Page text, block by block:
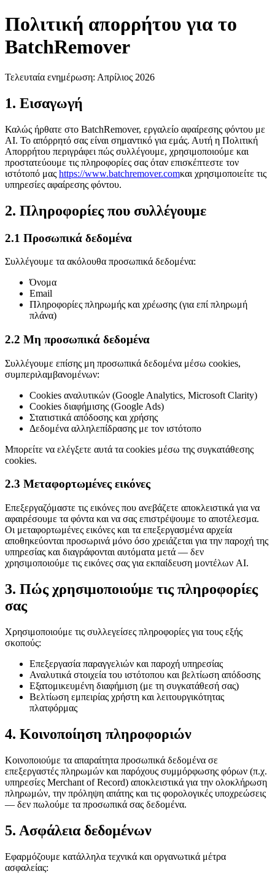
Πολιτική απορρήτου για το
BatchRemover
Τελευταία ενημέρωση: Απρίλιος 2026
1. Εισαγωγή
Καλώς ήρθατε στο BatchRemover, εργαλείο αφαίρεσης φόντου με
AI. Το απόρρητό σας είναι σημαντικό για εμάς. Αυτή η Πολιτική
Απορρήτου περιγράφει πώς συλλέγουμε, χρησιμοποιούμε και
προστατεύουμε τις πληροφορίες σας όταν επισκέπτεστε τον
ιστότοπό μας https://www.batchremover.comκαι χρησιμοποιείτε τις
υπηρεσίες αφαίρεσης φόντου.
2. Πληροφορίες που συλλέγουμε
2.1 Προσωπικά δεδομένα
Συλλέγουμε τα ακόλουθα προσωπικά δεδομένα:
Όνομα
Email
Πληροφορίες πληρωμής και χρέωσης (για επί πληρωμή
πλάνα)
2.2 Μη προσωπικά δεδομένα
Συλλέγουμε επίσης μη προσωπικά δεδομένα μέσω cookies,
συμπεριλαμβανομένων:
Cookies αναλυτικών (Google Analytics, Microsoft Clarity)
Cookies διαφήμισης (Google Ads)
Στατιστικά απόδοσης και χρήσης
Δεδομένα αλληλεπίδρασης με τον ιστότοπο
Μπορείτε να ελέγξετε αυτά τα cookies μέσω της συγκατάθεσης
cookies.
2.3 Μεταφορτωμένες εικόνες
Επεξεργαζόμαστε τις εικόνες που ανεβάζετε αποκλειστικά για να
αφαιρέσουμε τα φόντα και να σας επιστρέψουμε το αποτέλεσμα.
Οι μεταφορτωμένες εικόνες και τα επεξεργασμένα αρχεία
αποθηκεύονται προσωρινά μόνο όσο χρειάζεται για την παροχή της
υπηρεσίας και διαγράφονται αυτόματα μετά — δεν
χρησιμοποιούμε τις εικόνες σας για εκπαίδευση μοντέλων AI.
3. Πώς χρησιμοποιούμε τις πληροφορίες
σας
Χρησιμοποιούμε τις συλλεγείσες πληροφορίες για τους εξής
σκοπούς:
Επεξεργασία παραγγελιών και παροχή υπηρεσίας
Αναλυτικά στοιχεία του ιστότοπου και βελτίωση απόδοσης
Εξατομικευμένη διαφήμιση (με τη συγκατάθεσή σας)
Βελτίωση εμπειρίας χρήστη και λειτουργικότητας
πλατφόρμας
4. Κοινοποίηση πληροφοριών
Κοινοποιούμε τα απαραίτητα προσωπικά δεδομένα σε
επεξεργαστές πληρωμών και παρόχους συμμόρφωσης φόρων (π.χ.
υπηρεσίες Merchant of Record) αποκλειστικά για την ολοκλήρωση
πληρωμών, την πρόληψη απάτης και τις φορολογικές υποχρεώσεις
— δεν πωλούμε τα προσωπικά σας δεδομένα.
5. Ασφάλεια δεδομένων
Εφαρμόζουμε κατάλληλα τεχνικά και οργανωτικά μέτρα
ασφαλείας: